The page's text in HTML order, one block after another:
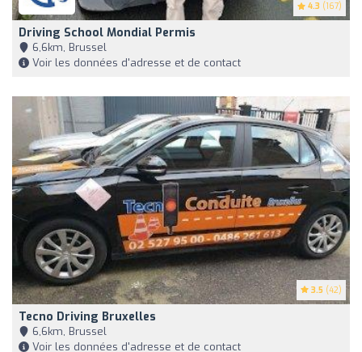
4.3 (167)
Driving School Mondial Permis
6,6km, Brussel
Voir les données d'adresse et de contact
3.5 (42)
Tecno Driving Bruxelles
6,6km, Brussel
Voir les données d'adresse et de contact